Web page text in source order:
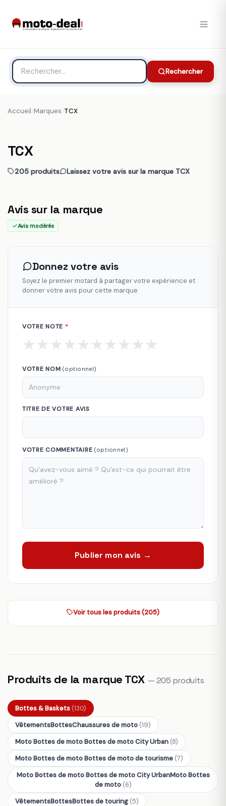
Rechercher
Accueil/Marques/TCX
TCX
205 produits Laissez votre avis sur la marque TCX
Avis sur la marque
Avis modérés
Donnez votre avis
Soyez le premier motard à partager votre expérience et
donner votre avis pour cette marque
VOTRE NOTE *
★ ★ ★ ★ ★ ★ ★ ★ ★ ★
VOTRE NOM(optionnel)
TITRE DE VOTRE AVIS
VOTRE COMMENTAIRE (optionnel)
Publier mon avis →
Voir tous les produits (205)
Produits de la marque TCX — 205 produits
Bottes & Baskets (130)
VêtementsBottesChaussures de moto (19)
Moto Bottes de moto Bottes de moto City Urban (8)
Moto Bottes de moto Bottes de moto de tourisme (7)
Moto Bottes de moto Bottes de moto City UrbanMoto Bottes
de moto (6)
VêtementsBottesBottes de touring (5)